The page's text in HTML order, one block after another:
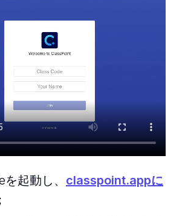
起動し、 classpoint.appに